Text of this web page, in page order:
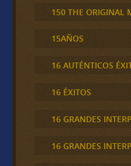
150 THE ORIGINAL
15AÑOS
16 AUTÉNTICOS
16 ÉXITOS
16 GRANDES
16 GRANDES